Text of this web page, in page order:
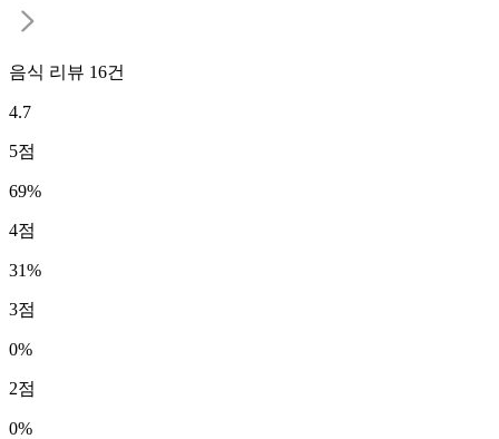
음식 리뷰 16건
4.7
5점
69%
4점
31%
3점
0%
2점
0%